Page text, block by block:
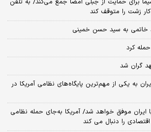
برای حمایت از جبلی امضا جمع می‌کند/ به تلفن
زشت را متوقف کند
خاتمی به سید حسن خمینی
کرد
گران شد
به یکی از مهم‌ترین پایگاه‌های نظامی آمریکا در
ایران موفق خواهد شد/ آمریکا به‌جای حمله نظامی
را دنبال می کند